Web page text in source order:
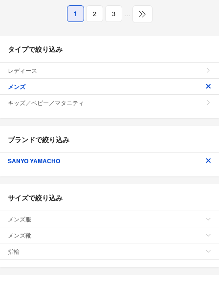
1 2 3 …
タイプで絞り込み
レディース
メンズ
キッズ／ベビー／マタニティ
ブランドで絞り込み
SANYO YAMACHO
サイズで絞り込み
メンズ服
メンズ靴
指輪